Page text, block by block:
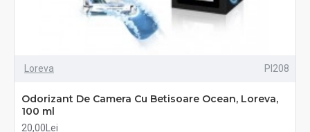
Loreva PI208
Odorizant De Camera Cu Betisoare Ocean, Loreva,
100 ml
20,00Lei